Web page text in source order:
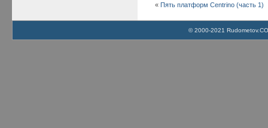
« Пять платформ Centrino (часть 1)
© 2000-2021